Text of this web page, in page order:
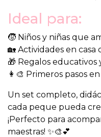
Ideal para:
🧒 Niños y niñas que
🏡 Actividades en casa
🎁 Regalos educativos
👩‍🎨 Primeros pasos
Un set completo,
cada peque pueda
¡Perfecto para
maestras! ✨🎨💕